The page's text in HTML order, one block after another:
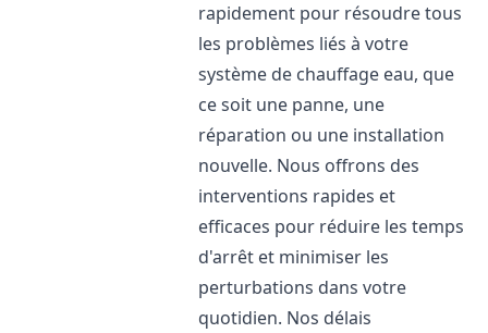
rapidement pour résoudre tous
les problèmes liés à votre
système de chauffage eau, que
ce soit une panne, une
réparation ou une installation
nouvelle. Nous offrons des
interventions rapides et
efficaces pour réduire les temps
d'arrêt et minimiser les
perturbations dans votre
quotidien. Nos délais